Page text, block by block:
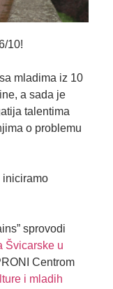
10!
mladima iz 10
a sada je
talentima
o problemu
iniciramo
sprovodi
Švicarske u
Centrom
i mladih